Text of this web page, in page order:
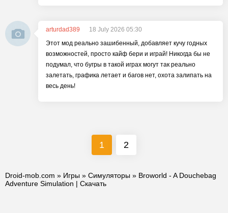
arturdad389
18 July 2026 05:30
Этот мод реально зашибенный, добавляет кучу годных
возможностей, просто кайф бери и играй! Никогда бы не
подумал, что бугры в такой играх могут так реально
залетать, графика летает и багов нет, охота залипать на
весь день!
1 2
Droid-mob.com » Игры » Симуляторы » Broworld - A Douchebag
Adventure Simulation | Скачать